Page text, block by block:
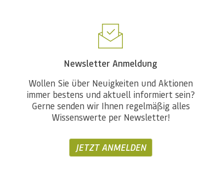
Newsletter Anmeldung
Wollen Sie über Neuigkeiten und Aktionen
immer bestens und aktuell informiert sein?
Gerne senden wir Ihnen regelmäßig alles
Wissenswerte per Newsletter!
JETZT ANMELDEN